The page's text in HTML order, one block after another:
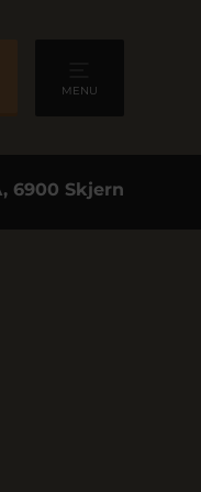
MENU
6900 Skjern